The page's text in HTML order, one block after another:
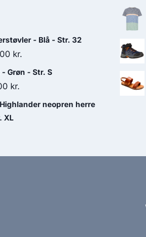
- Blå - Str. 32
kr.
price
Grøn - Str. S
kr..
kr.
price
Highlander neopren herre
XL